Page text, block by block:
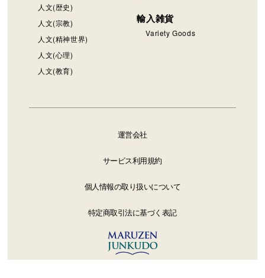
人文(歴史)
人文(宗教)
人文(精神世界)
人文(心理)
人文(教育)
輸入雑貨
Variety Goods
運営会社
サービス利用規約
個人情報の取り扱いについて
特定商取引法に基づく表記